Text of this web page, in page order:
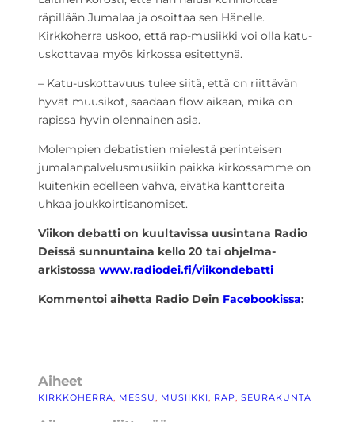
räpillään Jumalaa ja osoittaa sen Hänelle.
Kirkkoherra uskoo, että rap-musiikki voi olla katu-
uskottavaa myös kirkossa esitettynä.
– Katu-uskottavuus tulee siitä, että on riittävän
hyvät muusikot, saadaan flow aikaan, mikä on
rapissa hyvin olennainen asia.
Molempien debatistien mielestä perinteisen
jumalanpalvelusmusiikin paikka kirkossamme on
kuitenkin edelleen vahva, eivätkä kanttoreita
uhkaa joukkoirtisanomiset.
Viikon debatti on kuultavissa uusintana Radio
Deissä sunnuntaina kello 20 tai ohjelma-
arkistossa www.radiodei.fi/viikondebatti
Kommentoi aihetta Radio Dein Facebookissa:
Aiheet
KIRKKOHERRA, MESSU, MUSIIKKI, RAP, SEURAKUNTA